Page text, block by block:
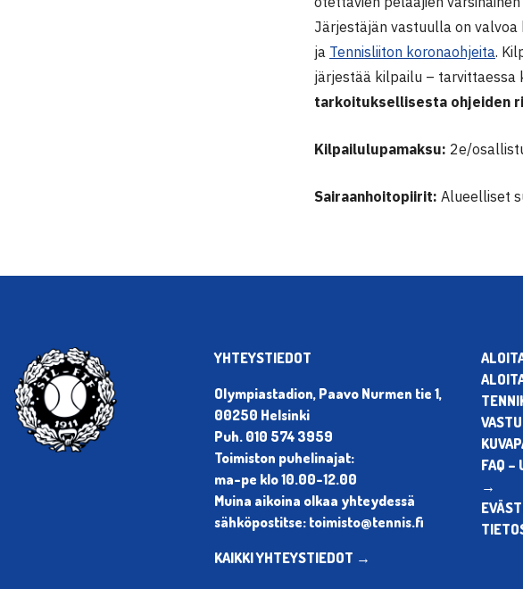
Järjestäjän vastuulla on
ja Tennisliiton koronaohjeita.
järjestää kilpailu – tarvittaessa
tarkoituksellisesta ohjeiden
Kilpailulupamaksu: 2e/
Sairaanhoitopiirit: Alueelliset
YHTEYSTIEDOT
Olympiastadion, Paavo Nurmen tie 1,
00250 Helsinki
Puh. 010 574 3959
Toimiston puhelinajat:
ma-pe klo 10.00-12.00
Muina aikoina olkaa yhteydessä
sähköpostitse: toimisto@tennis.fi
KAIKKI YHTEYSTIEDOT →
FAQ –
→